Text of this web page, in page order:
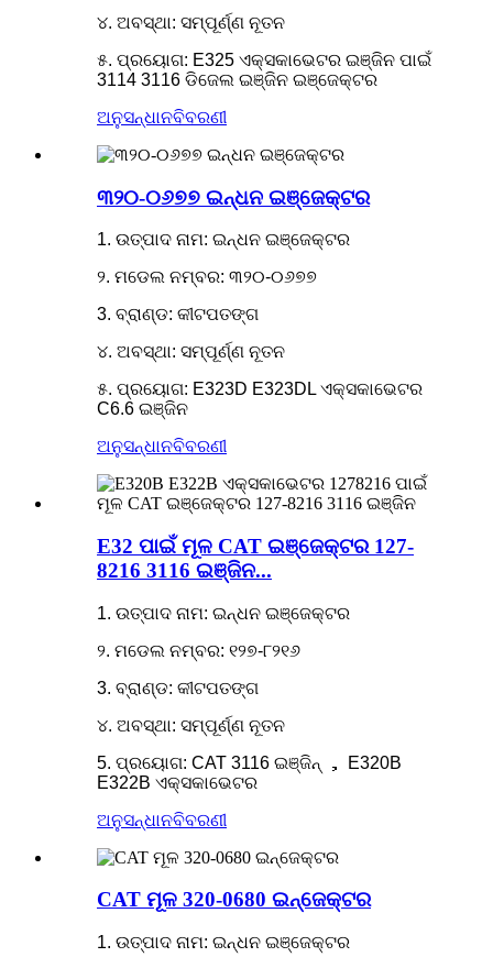
୪. ଅବସ୍ଥା: ସମ୍ପୂର୍ଣ୍ଣ ନୂତନ
୫. ପ୍ରୟୋଗ: E325 ଏକ୍ସକାଭେଟର ଇଞ୍ଜିନ ପାଇଁ
3114 3116 ଡିଜେଲ ଇଞ୍ଜିନ ଇଞ୍ଜେକ୍ଟର
ଅନୁସନ୍ଧାନବିବରଣୀ
୩୨୦-୦୬୭୭ ଇନ୍ଧନ ଇଞ୍ଜେକ୍ଟର
1. ଉତ୍ପାଦ ନାମ: ଇନ୍ଧନ ଇଞ୍ଜେକ୍ଟର
୨. ମଡେଲ ନମ୍ବର: ୩୨୦-୦୬୭୭
3. ବ୍ରାଣ୍ଡ: କୀଟପତଙ୍ଗ
୪. ଅବସ୍ଥା: ସମ୍ପୂର୍ଣ୍ଣ ନୂତନ
୫. ପ୍ରୟୋଗ: E323D E323DL ଏକ୍ସକାଭେଟର
C6.6 ଇଞ୍ଜିନ
ଅନୁସନ୍ଧାନବିବରଣୀ
E32 ପାଇଁ ମୂଳ CAT ଇଞ୍ଜେକ୍ଟର 127-
8216 3116 ଇଞ୍ଜିନ...
1. ଉତ୍ପାଦ ନାମ: ଇନ୍ଧନ ଇଞ୍ଜେକ୍ଟର
୨. ମଡେଲ ନମ୍ବର: ୧୨୭-୮୨୧୬
3. ବ୍ରାଣ୍ଡ: କୀଟପତଙ୍ଗ
୪. ଅବସ୍ଥା: ସମ୍ପୂର୍ଣ୍ଣ ନୂତନ
5. ପ୍ରୟୋଗ: CAT 3116 ଇଞ୍ଜିନ୍ ， E320B
E322B ଏକ୍ସକାଭେଟର
ଅନୁସନ୍ଧାନବିବରଣୀ
CAT ମୂଳ 320-0680 ଇନ୍ଜେକ୍ଟର
1. ଉତ୍ପାଦ ନାମ: ଇନ୍ଧନ ଇଞ୍ଜେକ୍ଟର